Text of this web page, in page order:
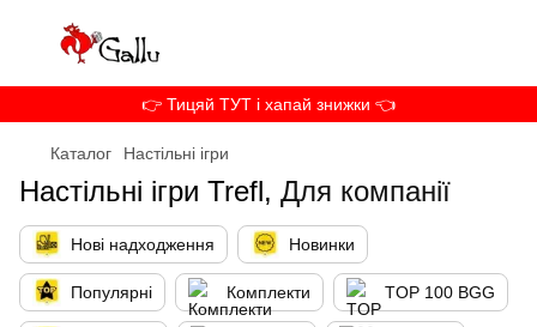
👉 Тицяй ТУТ і хапай знижки 👈
Каталог Настільні ігри
Настільні ігри Trefl, Для компанії
Нові надходження Новинки
Популярні Комплекти TOP 100 BGG